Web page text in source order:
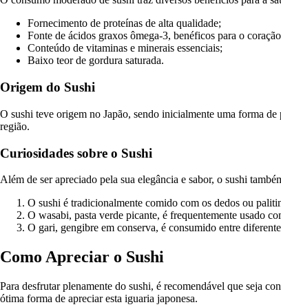
Fornecimento de proteínas de alta qualidade;
Fonte de ácidos graxos ômega-3, benéficos para o
Conteúdo de vitaminas e minerais essenciais;
Baixo teor de gordura saturada.
Origem do Sushi
O sushi teve origem no Japão, sendo inicialmente uma forma
região.
Curiosidades sobre o Sushi
Além de ser apreciado pela sua elegância e sabor, o sushi
O sushi é tradicionalmente comido com os dedos ou
O wasabi, pasta verde picante, é frequentemente usado
O gari, gengibre em conserva, é consumido entre
Como Apreciar o Sushi
Para desfrutar plenamente do sushi, é recomendável que seja
ótima forma de apreciar esta iguaria japonesa.